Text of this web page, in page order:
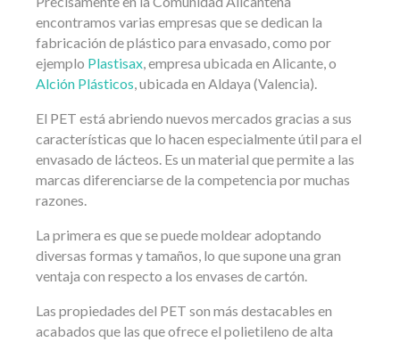
encontramos varias empresas que se dedican la
fabricación de plástico para envasado, como por
ejemplo Plastisax, empresa ubicada en Alicante, o
Alción Plásticos, ubicada en Aldaya (Valencia).
El PET está abriendo nuevos mercados gracias a sus
características que lo hacen especialmente útil para el
envasado de lácteos. Es un material que permite a las
marcas diferenciarse de la competencia por muchas
razones.
La primera es que se puede moldear adoptando
diversas formas y tamaños, lo que supone una gran
ventaja con respecto a los envases de cartón.
Las propiedades del PET son más destacables en
acabados que las que ofrece el polietileno de alta